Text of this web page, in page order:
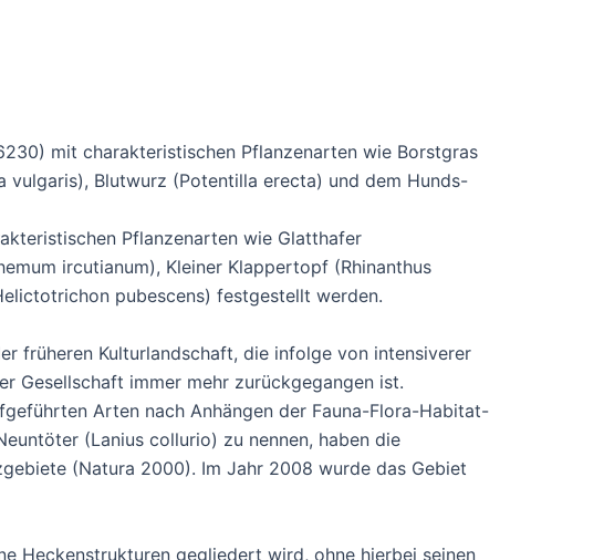
mit charakteristischen Pflanzenarten wie Borstgras
vulgaris), Blutwurz (Potentilla erecta) und dem Hunds-
Pflanzenarten wie Glatthafer
ircutianum), Kleiner Klappertopf (Rhinanthus
pubescens) festgestellt werden.
früheren Kulturlandschaft, die infolge von intensiverer
Gesellschaft immer mehr zurückgegangen ist.
Arten nach Anhängen der Fauna-Flora-Habitat-
(Lanius collurio) zu nennen, haben die
(Natura 2000). Im Jahr 2008 wurde das Gebiet
Heckenstrukturen gegliedert wird, ohne hierbei seinen